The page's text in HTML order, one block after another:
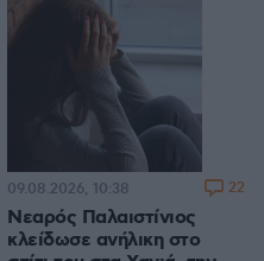
Νεαρός Παλαιστίνιος
κλείδωσε ανήλικη στο
09.08.2026, 10:38 22